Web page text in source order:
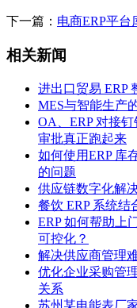
下一篇： 电商ERP平台
相关新闻
进出口贸易 ERP
MES与智能生产
OA、ERP 对接
审批真正跑起来
如何使用ERP 库
的问题
供应链数字化解
餐饮 ERP 系统
ERP 如何帮助上
可控化？
解决供应商管理
优化企业采购管
关系
苏州某电能表厂